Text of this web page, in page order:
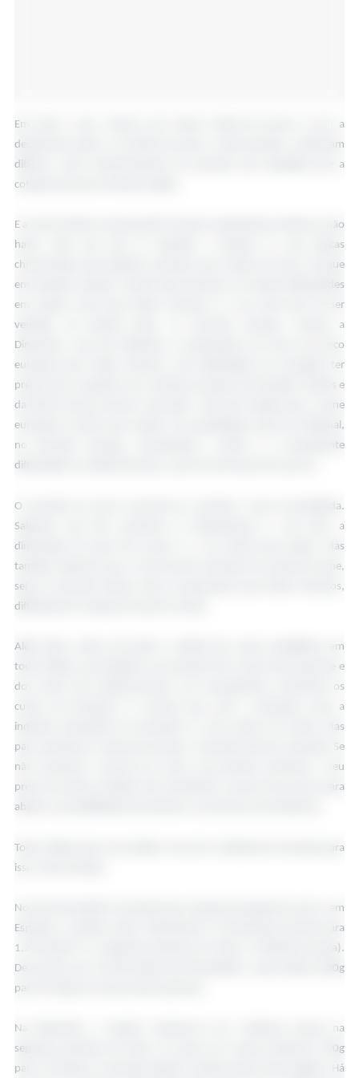
Em todo o caso, mesmo com menos oferta de porcos e com a
descida dos pesos, as vendas de carne, a nível europeu, continuam
difíceis e este comportamento do mercado tem impedido que a
cotação dos porcos tivesse subido.
E a carne vende-se mal porquê? Porque na Alemanha continua a não
haver calor que leve os alemães a fazerem as suas típicas
churrascadas que implicam aumento das vendas de carne. Porque
em Espanha, devido à Peste Suína Africana, há muitas dificuldades
em vender carne para Países Terceiros e a sua carne tem de ser
vendida, em grande parte, no mercado europeu. Porque a
Dinamarca, que tem liderado as exportações de carne de porco
europeia para Países Terceiros, tem dificuldade em conseguir ter
preços para competir com as ofertas do Brasil, dos Estados Unidos e
da Rússia nesses mesmos mercados. Tudo isto implica que a carne
europeia se tenha que vender, em quantidades acima do habitual,
no mercado europeu, aumentando a oferta e a consequente
dificuldade na subida de preços, quer da carne quer dos porcos.
O mercado do porco encontra-se, portanto, numa encruzilhada.
Sabemos que irão aumentar as temperaturas e, com elas, a
diminuição do peso dos porcos e a sua oferta para abate. Mas
também sabemos que, se não houver aumento da venda de carne,
seja no mercado interno seja na exportação para Países Terceiros,
dificilmente a cotação dos porcos subirá.
Além disso, temos de juntar a subida dos custos energéticos em
toda a fileira, que implicam um aumento dos custos de transporte e
dos custos das matérias-primas. Em consequência, aumentam os
custos de produção e é natural que, quer a produção, quer a
indústria necessitem de aumentar os seus preços de venda. Mas
para aumentar os preços de venda, o mercado tem de o permitir. Se
não aumentar a procura de carne, que permita aumentar o seu
preço de venda, também não aumentará a procura de porcos para
abate e a possibilidade de aumentar o seu preço aos produtores.
Todo a fileira quer uma subida, mas sem condições de mercado para
isso, esta irá tardar.
No que diz respeito à evolução das cotações europeias do porco, em
Espanha a cotação subiu 0,005€/kg PV (+0,007€/kg carcaça) para
1,275€/kg PV na segunda quinzena de Maio (1,700€/kg carcaça).
De acordo com as informações da Mercolérida, o peso baixou 600g
para 94,4kg em carcaça nesta quinzena.
Na Alemanha a cotação manteve-se em 1,60€/kg carcaça na
segunda quinzena de Maio. Os pesos em carcaça baixaram 100g
para os 98,5kg. O mercado alemão continua misto entre regiões. Há